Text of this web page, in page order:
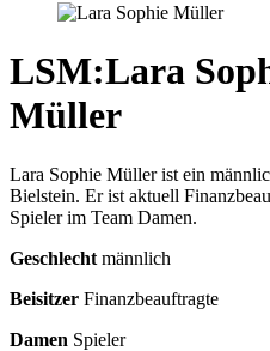
LSM:Lara
Müller
Lara Sophie Müller ist ein
Bielstein. Er ist aktuell
Spieler im Team Damen.
Geschlecht männlich
Beisitzer Finanzbeauftragte
Damen Spieler